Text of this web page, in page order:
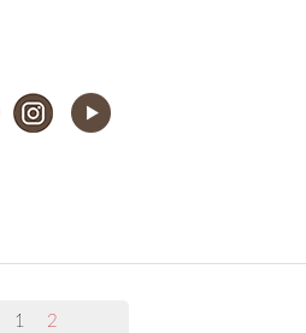
1 2